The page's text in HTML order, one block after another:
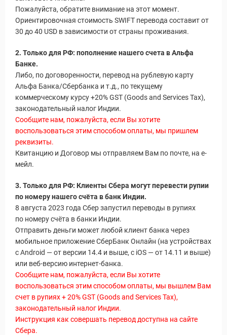
Пожалуйста, обратите внимание на этот момент.
Ориентировочная стоимость SWIFT перевода составит от
30 до 40 USD в зависимости от страны проживания.
2. Только для РФ: пополнение нашего счета в Альфа
Банке.
Либо, по договоренности, перевод на рублевую карту
Альфа Банка/Сбербанка и т.д., по текущему
коммерческому курсу +20% GST (Goods and Services Tax),
законодательный налог Индии.
Сообщите нам, пожалуйста, если Вы хотите
воспользоваться этим способом оплаты, мы пришлем
реквизиты.
Квитанцию и Договор мы отправляем Вам по почте, на е-
мейл.
3. Только для РФ: Клиенты Сбера могут перевести рупии
по номеру нашего счёта в банк Индии.
8 августа 2023 года Сбер запустил переводы в рупиях
по номеру счёта в банки Индии.
Отправить деньги может любой клиент банка через
мобильное приложение СберБанк Онлайн (на устройствах
с Android — от версии 14.4 и выше, с iOS — от 14.11 и выше)
или веб-версию интернет-банка.
Сообщите нам, пожалуйста, если Вы хотите
воспользоваться этим способом оплаты, мы вышлем Вам
счет в рупиях + 20% GST (Goods and Services Tax),
законодательный налог Индии.
Инструкция как совершать перевод доступна на сайте
Сбера.